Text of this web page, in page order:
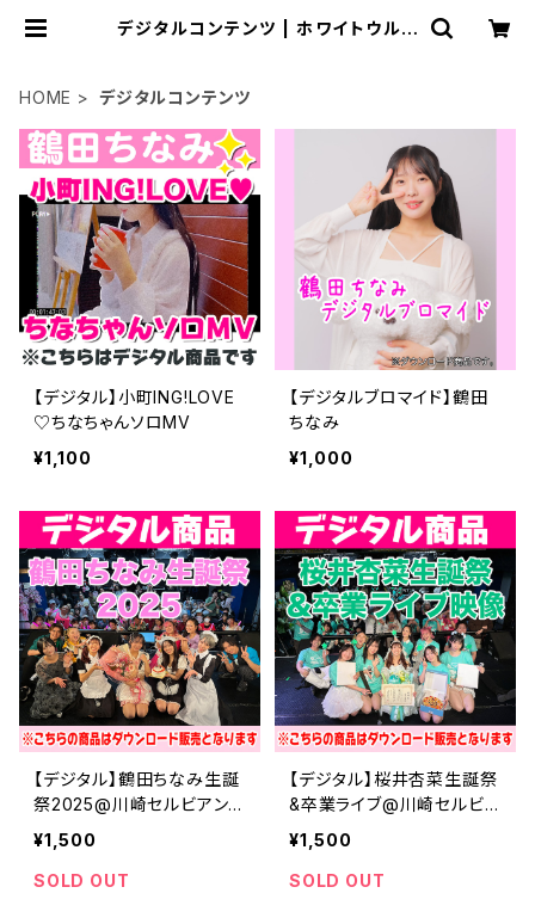
デジタルコンテンツ | ホワイトウルフ
HOME デジタルコンテンツ
【デジタル】小町ING!LOVE
♡ちなちゃんソロMV
¥1,100
【デジタルブロマイド】鶴田
ちなみ
¥1,000
【デジタル】鶴田ちなみ生誕
祭2025@川崎セルビアンナ
イト
¥1,500
SOLD OUT
【デジタル】桜井杏菜生誕祭
&卒業ライブ@川崎セルビア
ンナイト
¥1,500
SOLD OUT